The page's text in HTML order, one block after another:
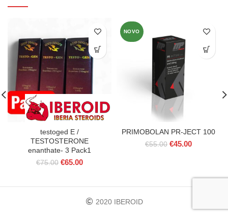
testoged E /
TESTOSTERONE
enanthate- 3 Pack1
€75.00 O
€65.00O
€65.00.
NOVO
PRIMOBOLAN PR-JECT 100
€55.00 O
€45.00O
2020 IBEROID